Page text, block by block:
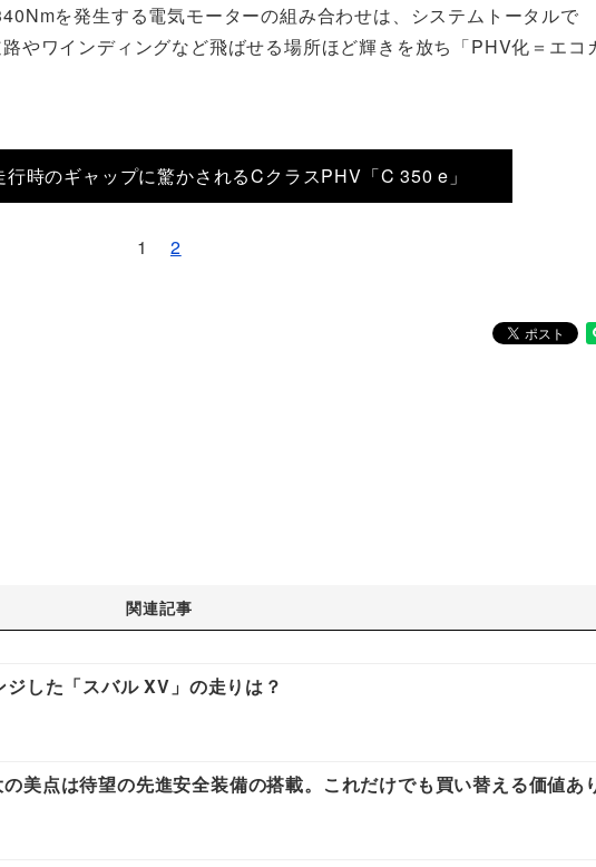
を発生する電気モーターの組み合わせは、システムトータルで
やワインディングなど飛ばせる場所ほど輝きを放ち「PHV化＝エコ
時のギャップに驚かされるCクラスPHV「C 350 e」
1 2
関連記事
した「スバル XV」の走りは？
美点は待望の先進安全装備の搭載。これだけでも買い替える価値あ